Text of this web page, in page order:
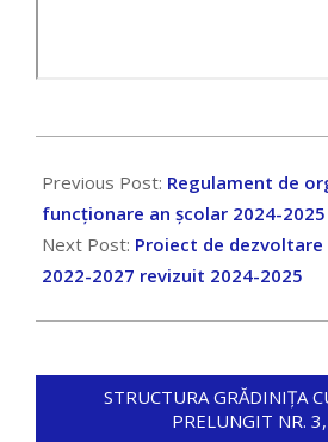
10-
17
Previous Post: Regulament de
funcționare an școlar 2024-2025
Next Post: Proiect de
2022-2027 revizuit 2024-2025
STRUCTURA GRĂDINIȚA
PRELUNGIT NR.